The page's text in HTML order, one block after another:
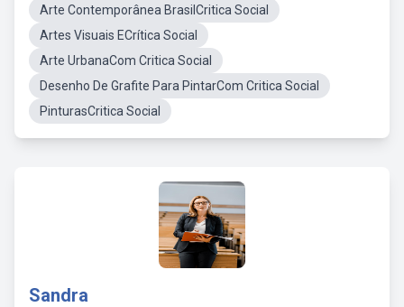
Arte Contemporânea BrasilCritica Social
Artes Visuais ECrítica Social
Arte UrbanaCom Critica Social
Desenho De Grafite Para PintarCom Critica Social
PinturasCritica Social
Sandra